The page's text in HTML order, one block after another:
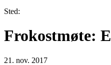
Sted:
Frokostmøte:
21. nov. 2017